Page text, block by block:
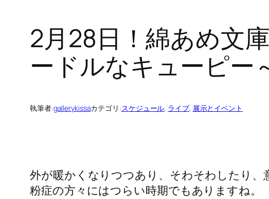
2月28日！綿あめ文
ードルなキューピー
執筆者:gallerykissaカテゴリ:スケジュール, ライブ, 展示とイベント
外が暖かくなりつつあり、そわそわしたり
粉症の方々にはつらい時期でもありますね。